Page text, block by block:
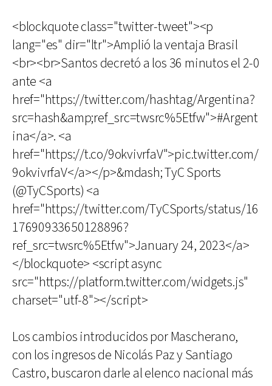
<blockquote class="twitter-tweet"><p
lang="es" dir="ltr">Amplió la ventaja Brasil
<br><br>Santos decretó a los 36 minutos el 2-0
ante <a
href="https://twitter.com/hashtag/Argentina?
src=hash&amp;ref_src=twsrc%5Etfw">#Argent
ina</a>. <a
href="https://t.co/9okvivrfaV">pic.twitter.com/
9okvivrfaV</a></p>&mdash; TyC Sports
(@TyCSports) <a
href="https://twitter.com/TyCSports/status/16
17690933650128896?
ref_src=twsrc%5Etfw">January 24, 2023</a>
</blockquote> <script async
src="https://platform.twitter.com/widgets.js"
charset="utf-8"></script>
Los cambios introducidos por Mascherano,
con los ingresos de Nicolás Paz y Santiago
Castro, buscaron darle al elenco nacional más